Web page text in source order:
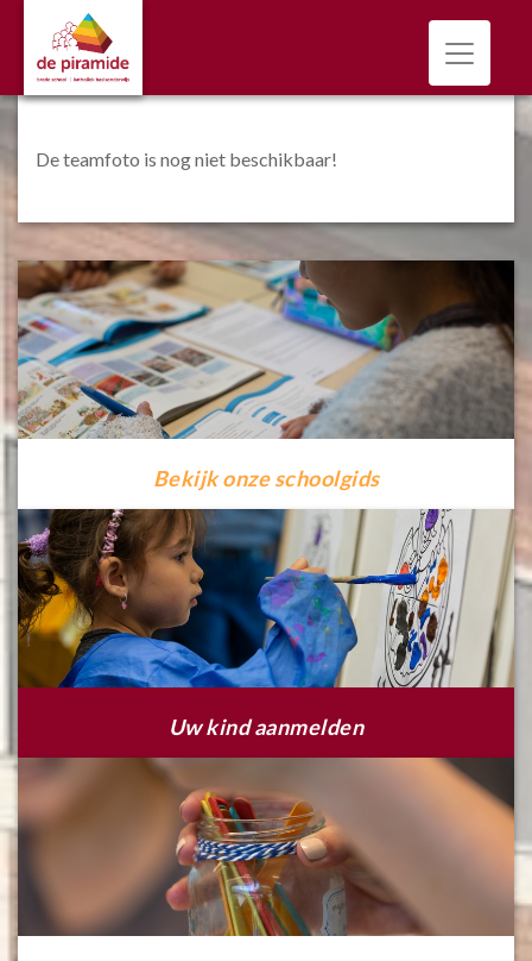
Toggle
De teamfoto is nog niet beschikbaar!
Bekijk onze schoolgids
Uw kind aanmelden